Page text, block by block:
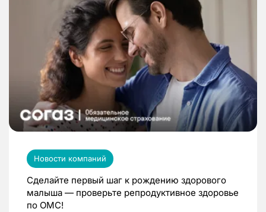
Новости компаний
Сделайте первый шаг к рождению здорового
малыша — проверьте репродуктивное здоровье
по ОМС!